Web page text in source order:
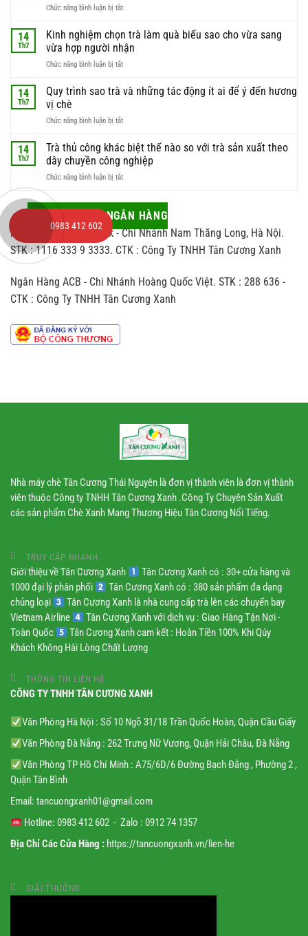
lý
phần
nguyên
liệu
này
được
trà
đón
Chức năng bình luận bị tắtở
đúng
thời
điểm
hái
để
búp
chất
lượng
14
Th7
Kinh nghiệm chọn trà làm quà biếu sao cho vừa sang
vừa hợp người nhận
Chức năng bình luận bị tắtở
nghiệm
làm
biếu
sao
cho
vừa
vừa
hợp
người
nhận
14
Th7
Quy trình sao trà và những tác động ít ai để ý đến hương
vị chè
Chức năng bình luận bị tắtở
trình
trà
và
tác
động
ai
để
hương
vị
14
Th7
Trà thủ công khác biệt thế nào so với trà sản xuất theo
dây chuyền công nghiệp
Chức năng bình luận bị tắtở
công
biệt
thế
với
trà
sản
THANH TOÁN NGÂN HÀNG
Ngân Hàng Viettinbank - Chi Nhánh Nam Thăng Long, Hà Nội.
STK : 1116 333 9 3333. CTK : Công Ty TNHH Tân Cương Xanh
Ngân Hàng ACB - Chi Nhánh Hoàng Quốc Việt. STK : 288 636 -
CTK : Công Ty TNHH Tân Cương Xanh
Nhà máy chè Tân Cương Thái Nguyên là đơn vị thành viên là đơn vị thành
viên thuộc Công ty TNHH Tân Cương Xanh .Công Ty Chuyên Sản Xuất
các sản phẩm Chè Xanh Mang Thương Hiệu Tân Cương Nổi Tiếng.
TRUY CẬP NHANH
Giới thiệu về Tân Cương Xanh
Tân Cương Xanh có : 30+ cửa hàng và
1000 đại lý phân phối
Tân Cương Xanh có : 380 sản phẩm đa dạng
chủng loại
Tân Cương Xanh là nhà cung cấp trà lên các chuyến bay
Vietnam Airline
Tân Cương Xanh với dịch vụ : Giao Hàng Tận Nơi -
Toàn Quốc
Tân Cương Xanh cam kết : Hoàn Tiền 100% Khi Qúy
Khách Không Hài Lòng Chất Lượng
THÔNG TIN LIÊN HỆ
CÔNG TY TNHH TÂN CƯƠNG XANH
Văn Phòng Hà Nội : Số 10 Ngõ 31/18 Trần Quốc Hoàn, Quận Cầu Giấy
Văn Phòng Đà Nẵng : 262 Trưng Nữ Vương, Quận Hải Châu, Đà Nẵng
Văn Phòng TP Hồ Chí Minh : A75/6D/6 Đường Bạch Đằng , Phường 2 ,
Quận Tân Bình
Email: tancuongxanh01@gmail.com
Hotline: 0983 412 602 - Zalo : 0912 74 1357
Địa Chỉ Các Cửa Hàng : https://tancuongxanh.vn/lien-he
GIẢI THƯỞNG
0983 412 602